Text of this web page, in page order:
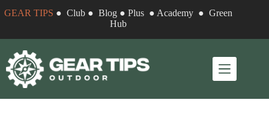
GEAR TIPS ●Club ●Blog ●Plus ● Academy ●Green
Hub